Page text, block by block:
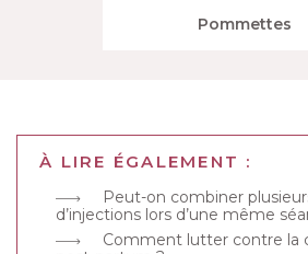
Pommettes
À LIRE ÉGALEMENT :
Peut-on combiner
d’injections lors d’une même
Comment lutter contre la